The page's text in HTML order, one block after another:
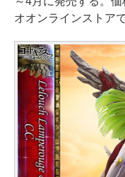
オオンラインストア